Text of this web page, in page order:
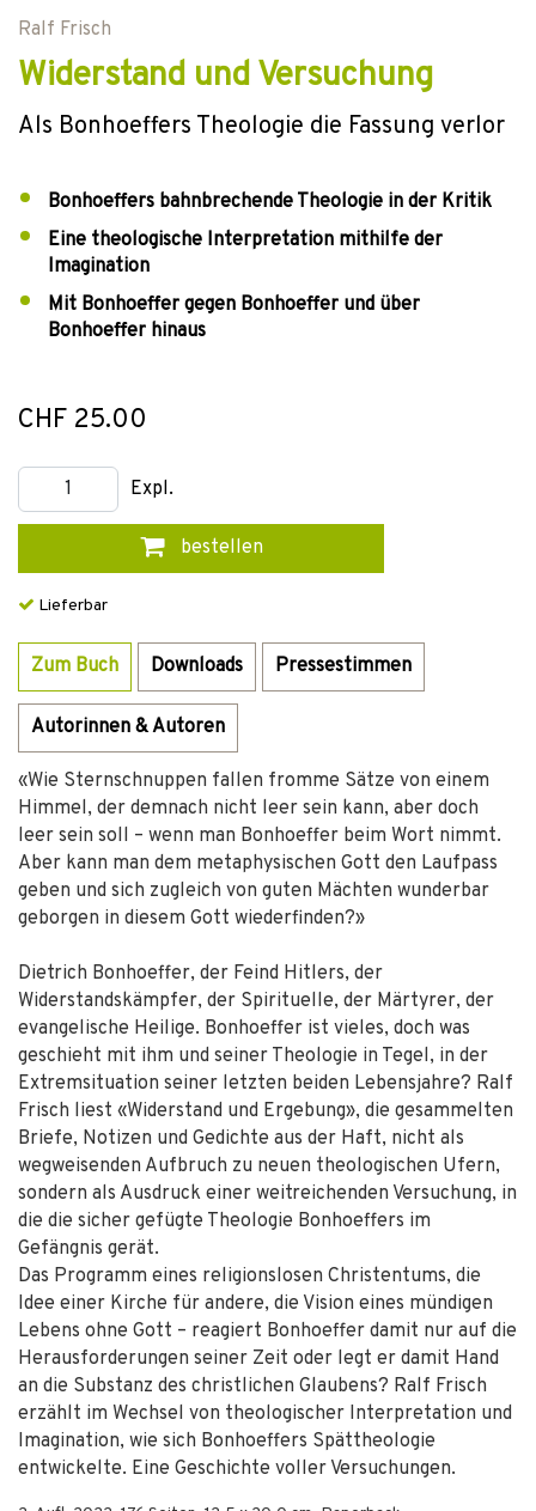
Ralf Frisch
Widerstand und Versuchung
Als Bonhoeffers Theologie die Fassung verlor
Bonhoeffers bahnbrechende Theologie in der Kritik
Eine theologische Interpretation mithilfe der
Imagination
Mit Bonhoeffer gegen Bonhoeffer und über
Bonhoeffer hinaus
CHF 25.00
Expl.
bestellen
Lieferbar
Zum Buch Downloads Pressestimmen
Autorinnen & Autoren
«Wie Sternschnuppen fallen fromme Sätze von einem
Himmel, der demnach nicht leer sein kann, aber doch
leer sein soll – wenn man Bonhoeffer beim Wort nimmt.
Aber kann man dem metaphysischen Gott den Laufpass
geben und sich zugleich von guten Mächten wunderbar
geborgen in diesem Gott wiederfinden?»
Dietrich Bonhoeffer, der Feind Hitlers, der
Widerstandskämpfer, der Spirituelle, der Märtyrer, der
evangelische Heilige. Bonhoeffer ist vieles, doch was
geschieht mit ihm und seiner Theologie in Tegel, in der
Extremsituation seiner letzten beiden Lebensjahre? Ralf
Frisch liest «Widerstand und Ergebung», die gesammelten
Briefe, Notizen und Gedichte aus der Haft, nicht als
wegweisenden Aufbruch zu neuen theologischen Ufern,
sondern als Ausdruck einer weitreichenden Versuchung, in
die die sicher gefügte Theologie Bonhoeffers im
Gefängnis gerät.
Das Programm eines religionslosen Christentums, die
Idee einer Kirche für andere, die Vision eines mündigen
Lebens ohne Gott – reagiert Bonhoeffer damit nur auf die
Herausforderungen seiner Zeit oder legt er damit Hand
an die Substanz des christlichen Glaubens? Ralf Frisch
erzählt im Wechsel von theologischer Interpretation und
Imagination, wie sich Bonhoeffers Spättheologie
entwickelte. Eine Geschichte voller Versuchungen.